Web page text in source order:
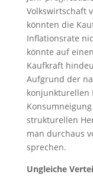
Volkswirtschaft
könnten die
Inflationsrate
könnte auf
Kaufkraft
Aufgrund der
konjunkturellen
strukturellen
man durchaus
sprechen.
Ungleiche